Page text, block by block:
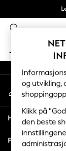
JENTER
GIRLS
New In
50 -
98 -
116 -
140 -
An error occurred
Min konto
Logg inn på
Hjelp
Personvern &
og utvikling,
Klikk på
den beste